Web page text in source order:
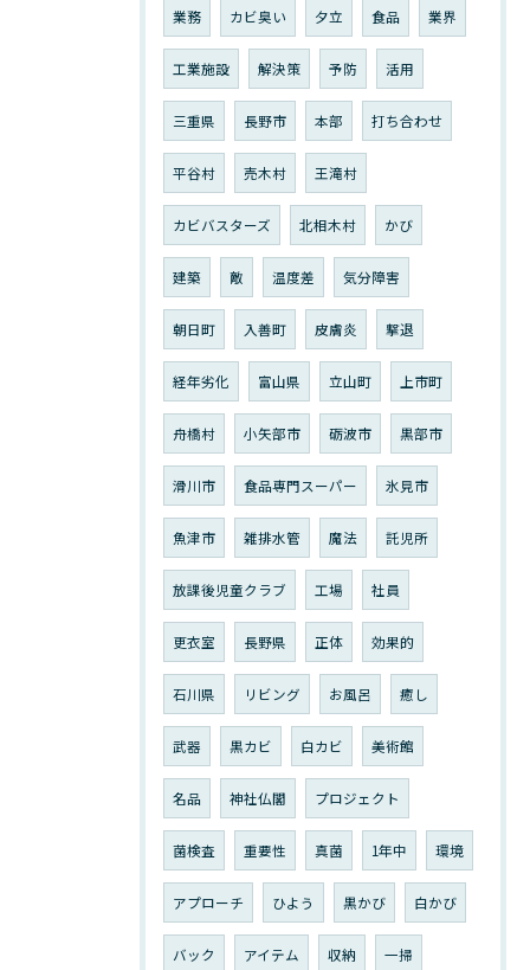
業務 カビ臭い 夕立 食品 業界
工業施設 解決策 予防 活用
三重県 長野市 本部 打ち合わせ
平谷村 売木村 王滝村
カビバスターズ 北相木村 かび
建築 敵 温度差 気分障害
朝日町 入善町 皮膚炎 撃退
経年劣化 富山県 立山町 上市町
舟橋村 小矢部市 砺波市 黒部市
滑川市 食品専門スーパー 氷見市
魚津市 雑排水管 魔法 託児所
放課後児童クラブ 工場 社員
更衣室 長野県 正体 効果的
石川県 リビング お風呂 癒し
武器 黒カビ 白カビ 美術館
名品 神社仏閣 プロジェクト
菌検査 重要性 真菌 1年中 環境
アプローチ ひよう 黒かび 白かび
バック アイテム 収納 一掃